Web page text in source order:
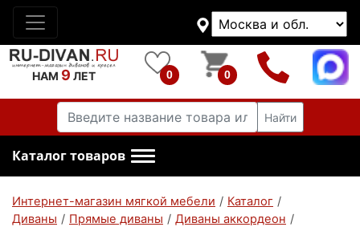
НАМ 9 ЛЕТ 0 0
Найти
Каталог товаров
Интернет-магазин мягкой мебели / Каталог /
Диваны / Прямые диваны / Диваны аккордеон /